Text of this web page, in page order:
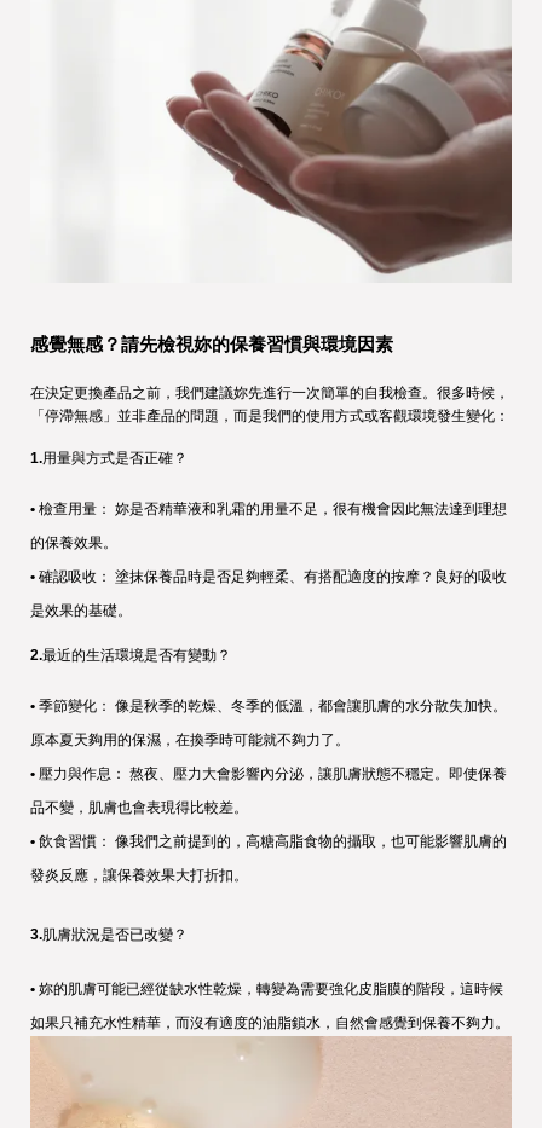
感覺無感？請先檢視妳的保養習慣與環境因素
在決定更換產品之前，我們建議妳先進行一次簡單的自我檢查。很多時候，
「停滯無感」並非產品的問題，而是我們的使用方式或客觀環境發生變化：
1.用量與方式是否正確？
• 檢查用量： 妳是否精華液和乳霜的用量不足，很有機會因此無法達到理想
的保養效果。
• 確認吸收： 塗抹保養品時是否足夠輕柔、有搭配適度的按摩？良好的吸收
是效果的基礎。
2.最近的生活環境是否有變動？
• 季節變化： 像是秋季的乾燥、冬季的低溫，都會讓肌膚的水分散失加快。
原本夏天夠用的保濕，在換季時可能就不夠力了。
• 壓力與作息： 熬夜、壓力大會影響內分泌，讓肌膚狀態不穩定。即使保養
品不變，肌膚也會表現得比較差。
• 飲食習慣： 像我們之前提到的，高糖高脂食物的攝取，也可能影響肌膚的
發炎反應，讓保養效果大打折扣。
3.肌膚狀況是否已改變？
• 妳的肌膚可能已經從缺水性乾燥，轉變為需要強化皮脂膜的階段 ， 這時候
如果只補充水性精華，而沒有適度的油脂鎖水，自然會感覺到保養不夠力。